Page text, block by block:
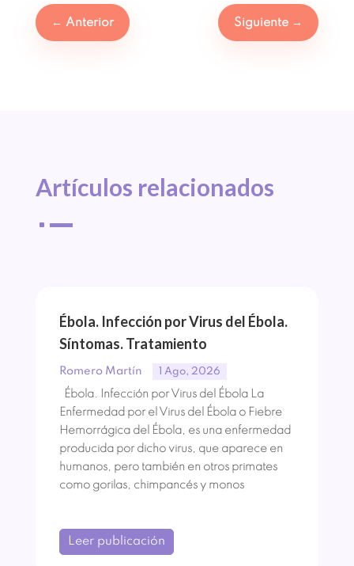
← Anterior Siguiente →
Artículos relacionados
^
Ébola. Infección por Virus del Ébola.
Síntomas. Tratamiento
Romero Martín 1 Ago, 2026
Ébola. Infección por Virus del Ébola La
Enfermedad por el Virus del Ébola o Fiebre
Hemorrágica del Ébola, es una enfermedad
producida por dicho virus, que aparece en
humanos, pero también en otros primates
como gorilas, chimpancés y monos
Leer publicación